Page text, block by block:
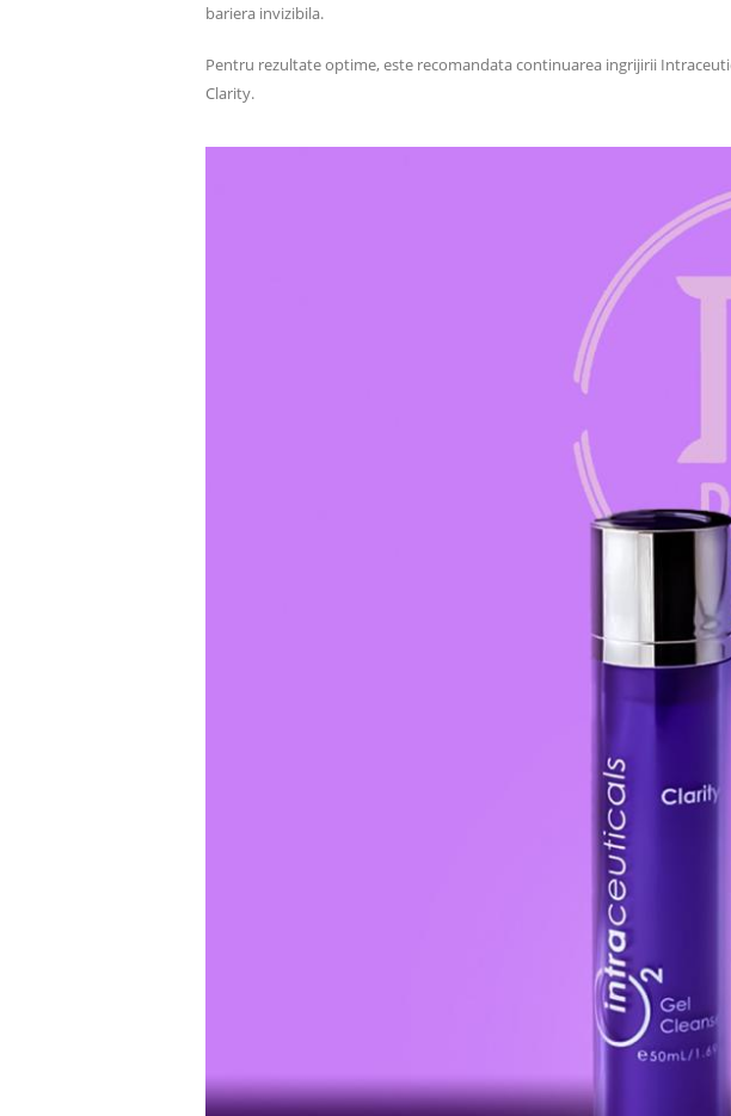
bariera invizibila.
Pentru rezultate optime, este recomandata continuarea ingrijirii
Clarity.